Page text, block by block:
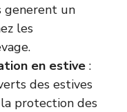
generent un
les
en estive :
des estives
protection des